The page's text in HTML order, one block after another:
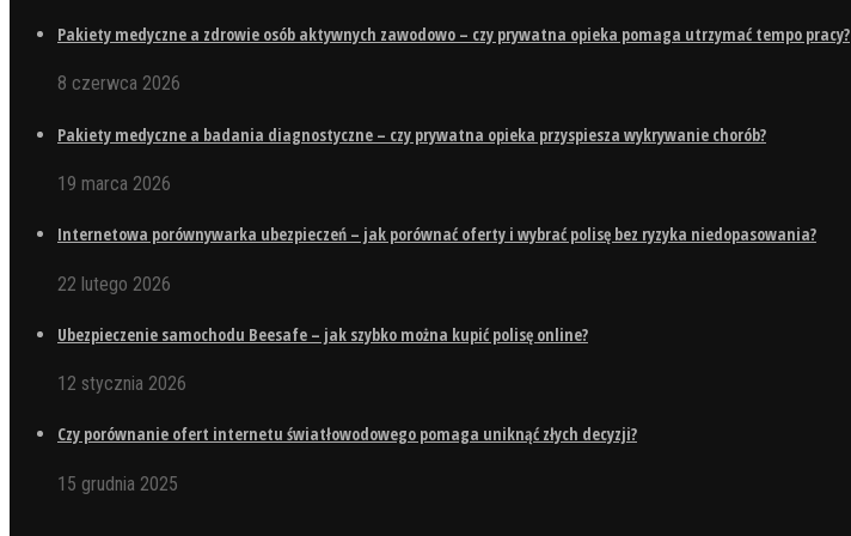
Pakiety medyczne a zdrowie osób aktywnych zawodowo – czy prywatna opieka pomaga utrzymać tempo pracy?
8 czerwca 2026
Pakiety medyczne a badania diagnostyczne – czy prywatna opieka przyspiesza wykrywanie chorób?
19 marca 2026
Internetowa porównywarka ubezpieczeń – jak porównać oferty i wybrać polisę bez ryzyka niedopasowania?
22 lutego 2026
Ubezpieczenie samochodu Beesafe – jak szybko można kupić polisę online?
12 stycznia 2026
Czy porównanie ofert internetu światłowodowego pomaga uniknąć złych decyzji?
15 grudnia 2025